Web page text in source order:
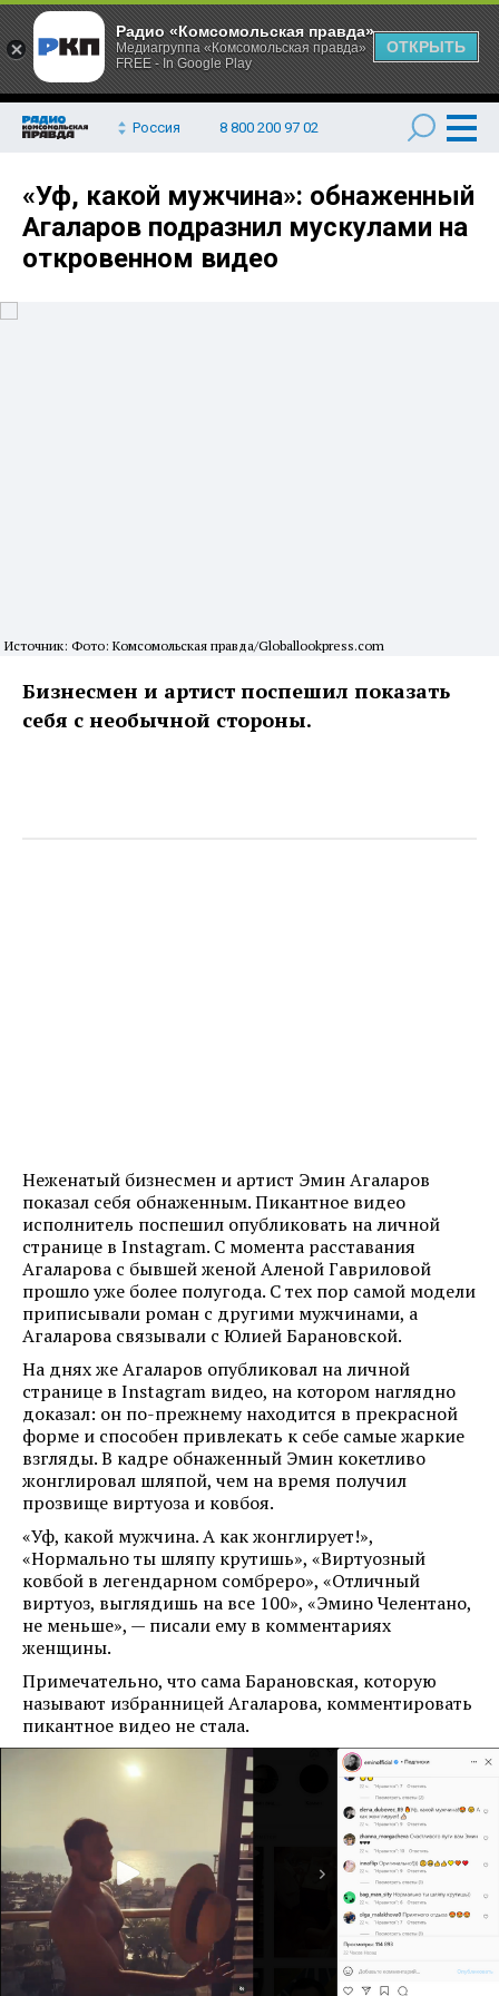
Россия 8 800 200 97 02
«Уф, какой мужчина»: обнаженный
Агаларов подразнил мускулами на
откровенном видео
Источник: Фото: Комсомольская правда/Globallookpress.com
Бизнесмен и артист поспешил показать
себя с необычной стороны.
Неженатый бизнесмен и артист Эмин Агаларов
показал себя обнаженным. Пикантное видео
исполнитель поспешил опубликовать на личной
странице в Instagram. С момента расставания
Агаларова с бывшей женой Аленой Гавриловой
прошло уже более полугода. С тех пор самой модели
приписывали роман с другими мужчинами, а
Агаларова связывали с Юлией Барановской.
На днях же Агаларов опубликовал на личной
странице в Instagram видео, на котором наглядно
доказал: он по-прежнему находится в прекрасной
форме и способен привлекать к себе самые жаркие
взгляды. В кадре обнаженный Эмин кокетливо
жонглировал шляпой, чем на время получил
прозвище виртуоза и ковбоя.
«Уф, какой мужчина. А как жонглирует!»,
«Нормально ты шляпу крутишь», «Виртуозный
ковбой в легендарном сомбреро», «Отличный
виртуоз, выглядишь на все 100», «Эмино Челентано,
не меньше», — писали ему в комментариях
женщины.
Примечательно, что сама Барановская, которую
называют избранницей Агаларова, комментировать
пикантное видео не стала.
Радио «Комсомольская правда»
Медиагруппа «Комсомольская правда»
FREE - In Google Play
ОТКРЫТЬ